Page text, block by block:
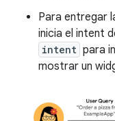
Para entregar
inicia el intent
intent para
mostrar un